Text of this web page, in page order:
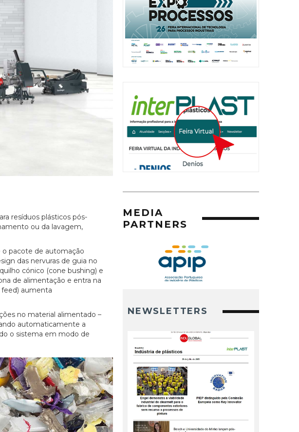
resíduos plásticos pós-
ou da lavagem,
o pacote de automação
das nervuras de guia no
cónico (cone bushing) e
de alimentação e entra na
aumenta
no material alimentado –
automaticamente a
o sistema em modo de
MEDIA
PARTNERS
NEWSLETTERS